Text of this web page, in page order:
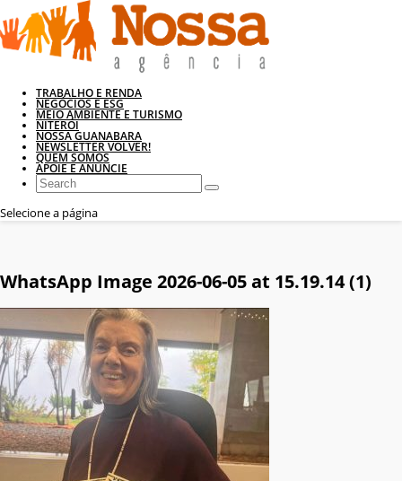
TRABALHO E RENDA
NEGÓCIOS E ESG
MEIO AMBIENTE E TURISMO
NITERÓI
NOSSA GUANABARA
NEWSLETTER VOLVER!
QUEM SOMOS
APOIE E ANUNCIE
Selecione a página
WhatsApp Image 2026-06-05 at 15.19.14 (1)